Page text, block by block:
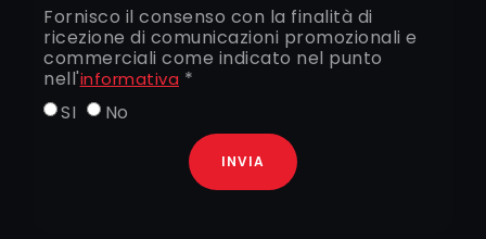
Fornisco il consenso con la finalità di
ricezione di comunicazioni promozionali e
commerciali come indicato nel punto
nell'informativa *
SI
No
INVIA